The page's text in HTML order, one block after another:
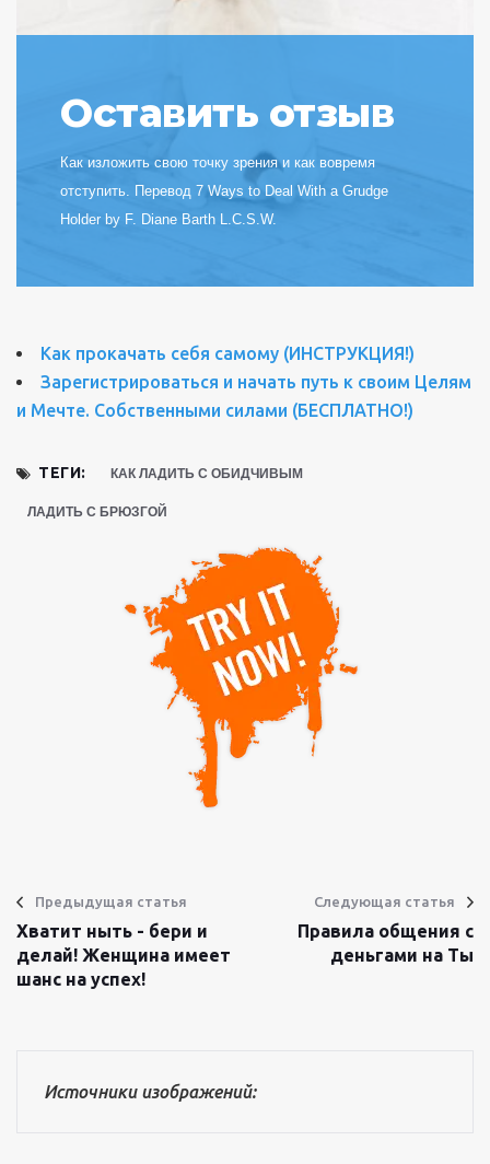
Оставить отзыв
Как изложить свою точку зрения и как вовремя
отступить. Перевод 7 Ways to Deal With a Grudge
Holder by F. Diane Barth L.C.S.W.
Как прокачать себя самому (ИНСТРУКЦИЯ!)
Зарегистрироваться и начать путь к своим Целям
и Мечте. Собственными силами (БЕСПЛАТНО!)
ТЕГИ: КАК ЛАДИТЬ С ОБИДЧИВЫМ
ЛАДИТЬ С БРЮЗГОЙ
Предыдущая статья
Хватит ныть - бери и
делай! Женщина имеет
шанс на успех!
Следующая статья
Правила общения с
деньгами на Ты
Источники изображений: